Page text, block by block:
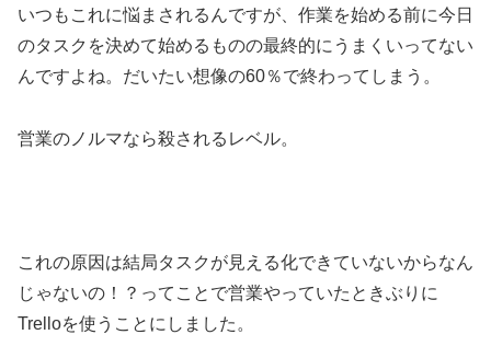
いつもこれに悩まされるんですが、作業を始める前に今日
のタスクを決めて始めるものの最終的にうまくいってない
んですよね。だいたい想像の60％で終わってしまう。
営業のノルマなら殺されるレベル。
これの原因は結局タスクが見える化できていないからなん
じゃないの！？ってことで営業やっていたときぶりに
Trelloを使うことにしました。